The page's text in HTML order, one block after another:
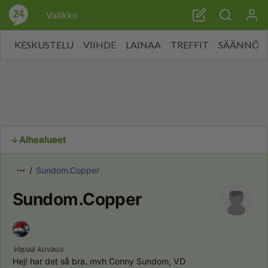
Valikko
KESKUSTELU VIIHDE LAINAA TREFFIT SÄÄNNÖT
Aihealueet
Sundom.Copper
Sundom.Copper
Vapaa kuvaus
Hej! har det så bra. mvh Conny Sundom, VD